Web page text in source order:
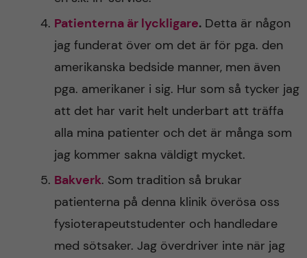
Patienterna är lyckligare.Detta är någon
jag funderat över om det är för pga. den
amerikanska bedside manner, men även
pga. amerikaner i sig. Hur som så tycker jag
att det har varit helt underbart att träffa
alla mina patienter och det är många som
jag kommer sakna väldigt mycket.
Bakverk. Som tradition så brukar
patienterna på denna klinik överösa oss
fysioterapeutstudenter och handledare
med sötsaker. Jag överdriver inte när jag